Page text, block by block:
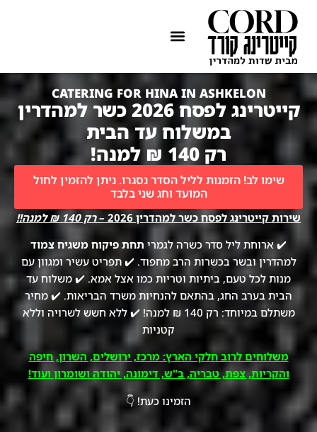
CATERING FOR HINA IN ASHKELON
קייטרינג לפסח 2026 כשר למהדרין
במשלוח עד הבית
רק 140 ₪ למנה!
שימו לב! הזמנות לליל הסדר נסגרו. ניתן להזמין לחול
המועד וחג שני בלבד
שירות קייטרינג לפסח כשר למהדרין 2026 –
רק 140 ₪ למנה!!
✔️ ארוחת ליל סדר כשרה לגמרי תחת פיקוח משגיח צמוד
למהדרין ובשר בכשרות הרב מחפוד. ✔️ תפריט עשיר ומגוון עם
מנות לכל טעם, ביתיות וטריות כמו אצל אמא. ✔️ משלוח עד
הבית בערב החג, בהתאם להנחיות משרד הבריאות. ✔️ מחיר
משתלם במיוחד: רק 140 ₪ למנה! ✔️ ללא חשש לשרויה וללא
קטניות
משלוחים לרוב חלקי הארץ: מרכז, ירושלים, השרון, חיפה
והקריות, צפת, טבריה, ב"ש, דימונה, יהודה ושומרון ועוד!
הזמינו כעת! 👇